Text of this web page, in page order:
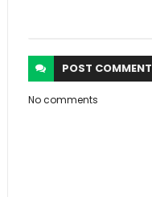
POST COMMENT
No comments